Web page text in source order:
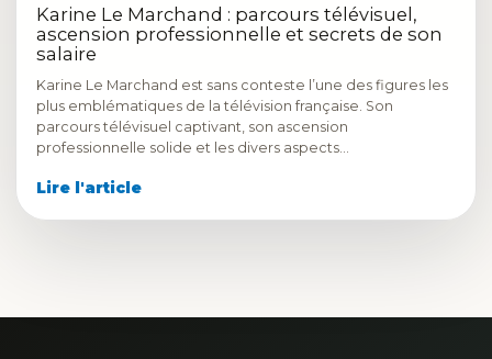
Karine Le Marchand : parcours télévisuel,
ascension professionnelle et secrets de son
salaire
Karine Le Marchand est sans conteste l’une des figures les
plus emblématiques de la télévision française. Son
parcours télévisuel captivant, son ascension
professionnelle solide et les divers aspects…
Lire l'article